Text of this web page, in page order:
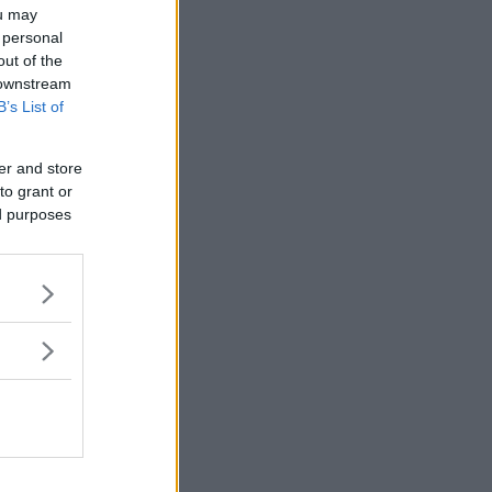
may
of the
List of
and store
grant or
purposes